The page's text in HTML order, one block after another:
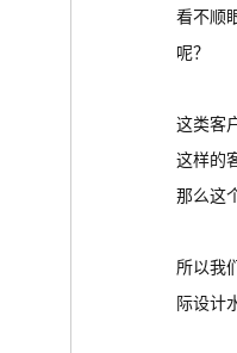
看不顺
呢？
这类客
这样的
那么这
所以我
际设计